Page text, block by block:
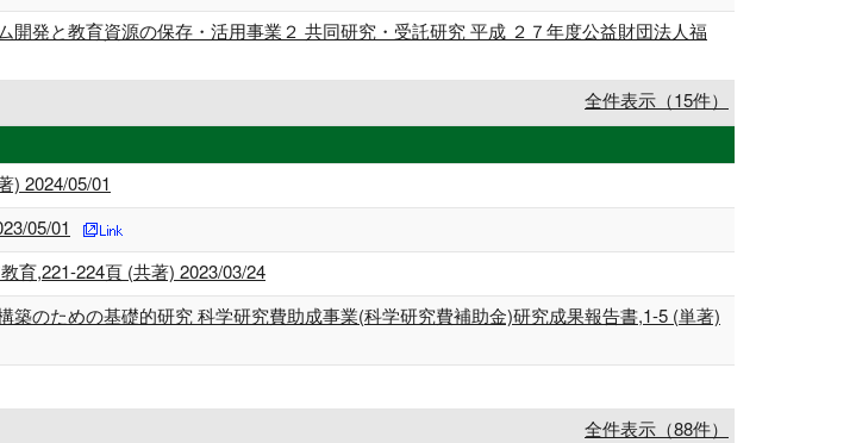
開発と教育資源の保存・活用事業２ 共同研究・受託研究 平成 ２７年度公益財団法人福
全件表示（15件）
) 2024/05/01
05/01
育,221-224頁 (共著) 2023/03/24
のための基礎的研究 科学研究費助成事業(科学研究費補助金)研究成果報告書,1-5 (単著)
全件表示（88件）